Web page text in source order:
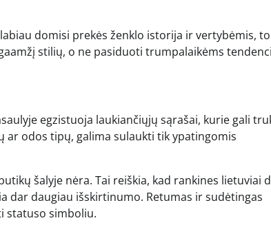
domisi prekės ženklo istorija ir vertybėmis,
stilių, o ne pasiduoti trumpalaikėms
egzistuoja laukiančiųjų sąrašai, kurie gali
ar odos tipų, galima sulaukti tik ypatingomis
šalyje nėra. Tai reiškia, kad rankines lietuviai
dar daugiau išskirtinumo. Retumas ir sudėtingas
statuso simboliu.